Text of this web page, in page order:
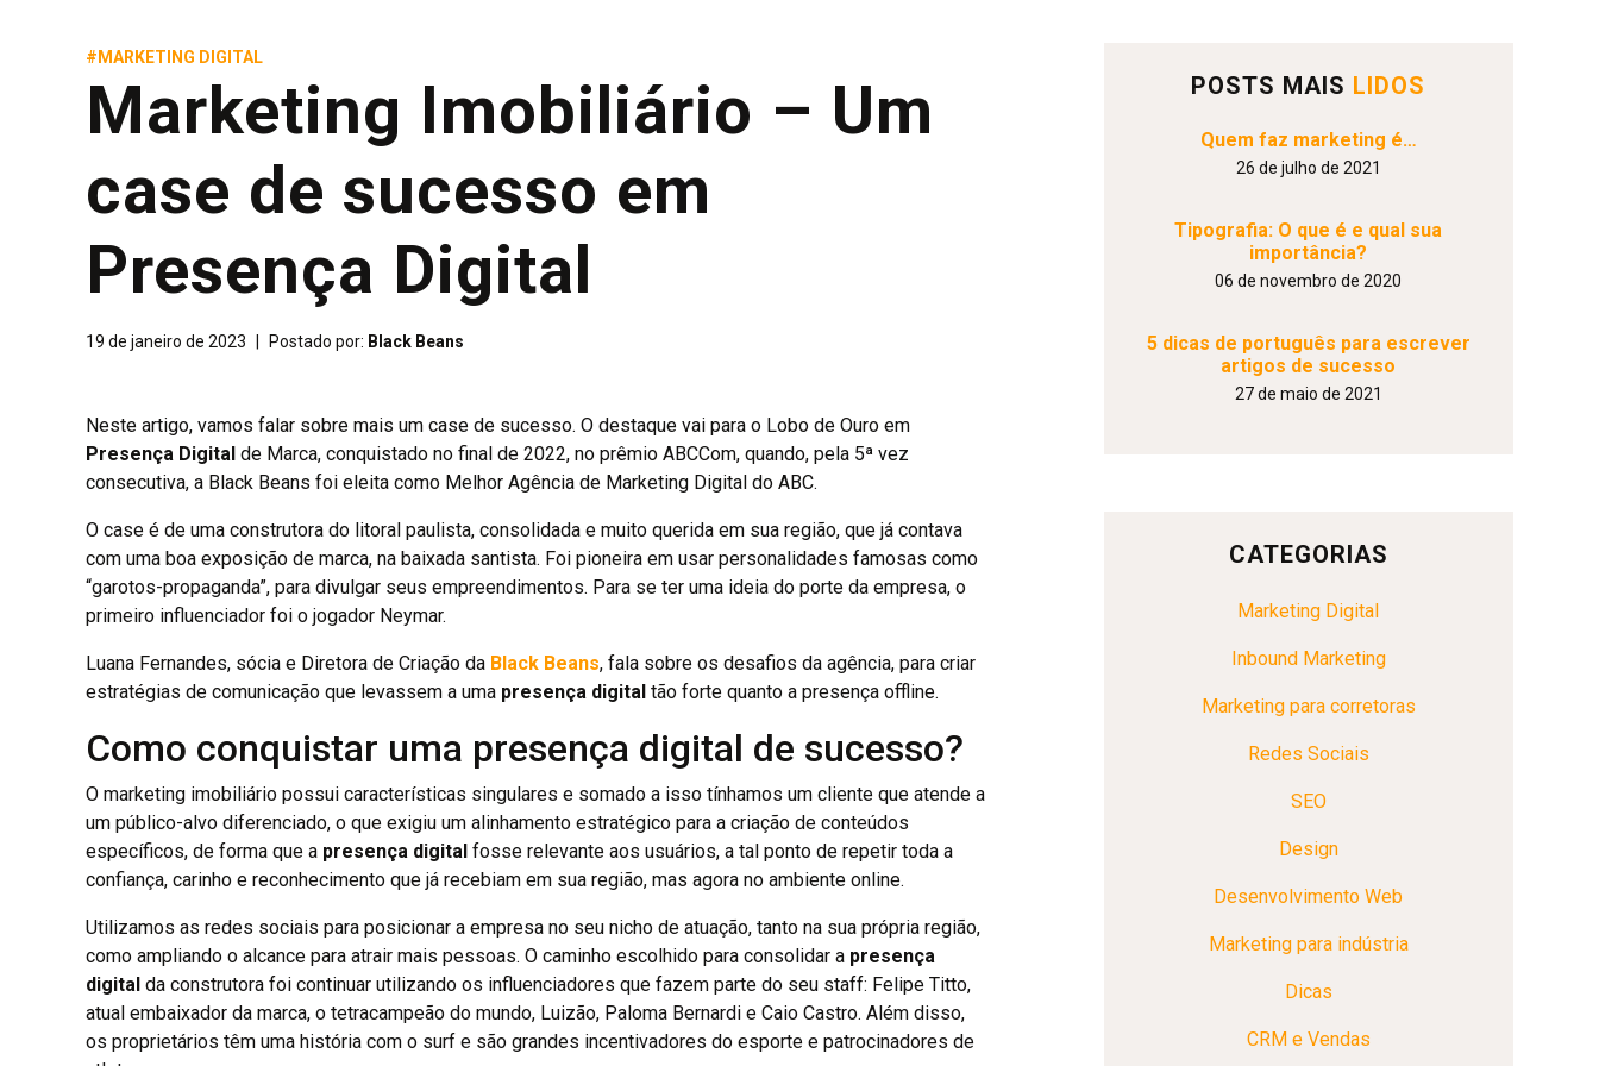
#MARKETING DIGITAL
Marketing Imobiliário – Um
case de sucesso em
Presença Digital
19 de janeiro de 2023 Postado por: Black Beans
Neste artigo, vamos falar sobre mais um case de sucesso. O destaque vai para o Lobo de Ouro em
Presença Digital de Marca, conquistado no final de 2022, no prêmio ABCCom, quando, pela 5ª vez
consecutiva, a Black Beans foi eleita como Melhor Agência de Marketing Digital do ABC.
O case é de uma construtora do litoral paulista, consolidada e muito querida em sua região, que já contava
com uma boa exposição de marca, na baixada santista. Foi pioneira em usar personalidades famosas como
“garotos-propaganda”, para divulgar seus empreendimentos. Para se ter uma ideia do porte da empresa, o
primeiro influenciador foi o jogador Neymar.
Luana Fernandes, sócia e Diretora de Criação da Black Beans, fala sobre os desafios da agência, para criar
estratégias de comunicação que levassem a uma presença digital tão forte quanto a presença offline.
Como conquistar uma presença digital de sucesso?
O marketing imobiliário possui características singulares e somado a isso tínhamos um cliente que atende a
um público-alvo diferenciado, o que exigiu um alinhamento estratégico para a criação de conteúdos
específicos, de forma que a presença digital fosse relevante aos usuários, a tal ponto de repetir toda a
confiança, carinho e reconhecimento que já recebiam em sua região, mas agora no ambiente online.
Utilizamos as redes sociais para posicionar a empresa no seu nicho de atuação, tanto na sua própria região,
como ampliando o alcance para atrair mais pessoas. O caminho escolhido para consolidar a presença
digital da construtora foi continuar utilizando os influenciadores que fazem parte do seu staff: Felipe Titto,
atual embaixador da marca, o tetracampeão do mundo, Luizão, Paloma Bernardi e Caio Castro. Além disso,
os proprietários têm uma história com o surf e são grandes incentivadores do esporte e patrocinadores de
POSTS MAIS LIDOS
Quem faz marketing é…
26 de julho de 2021
Tipografia: O que é e qual sua
importância?
06 de novembro de 2020
5 dicas de português para escrever
artigos de sucesso
27 de maio de 2021
CATEGORIAS
Marketing Digital
Inbound Marketing
Marketing para corretoras
Redes Sociais
SEO
Design
Desenvolvimento Web
Marketing para indústria
Dicas
CRM e Vendas